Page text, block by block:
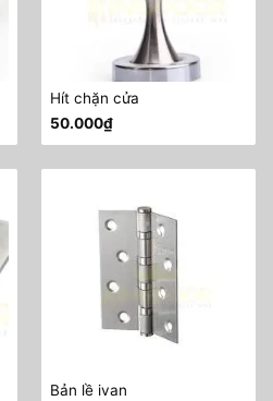
Hít chặn cửa
50.000₫
Bản lề ivan